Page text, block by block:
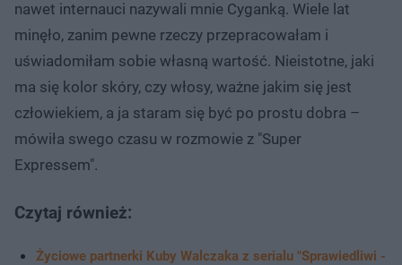
nawet internauci nazywali mnie Cyganką. Wiele lat
minęło, zanim pewne rzeczy przepracowałam i
uświadomiłam sobie własną wartość. Nieistotne, jaki
ma się kolor skóry, czy włosy, ważne jakim się jest
człowiekiem, a ja staram się być po prostu dobra –
mówiła swego czasu w rozmowie z "Super
Expressem".
Czytaj również:
Życiowe partnerki Kuby Walczaka z serialu "Sprawiedliwi -